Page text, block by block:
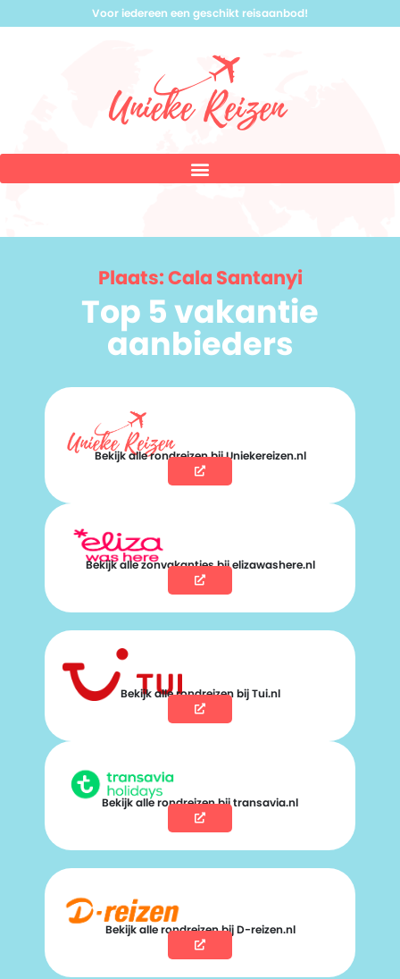
Voor iedereen een geschikt reisaanbod!
Plaats: Cala Santanyi
Top 5 vakantie
aanbieders
Bekijk alle rondreizen bij Uniekereizen.nl
Bekijk alle zonvakanties bij elizawashere.nl
Bekijk alle rondreizen bij Tui.nl
Bekijk alle rondreizen bij transavia.nl
Bekijk alle rondreizen bij D-reizen.nl